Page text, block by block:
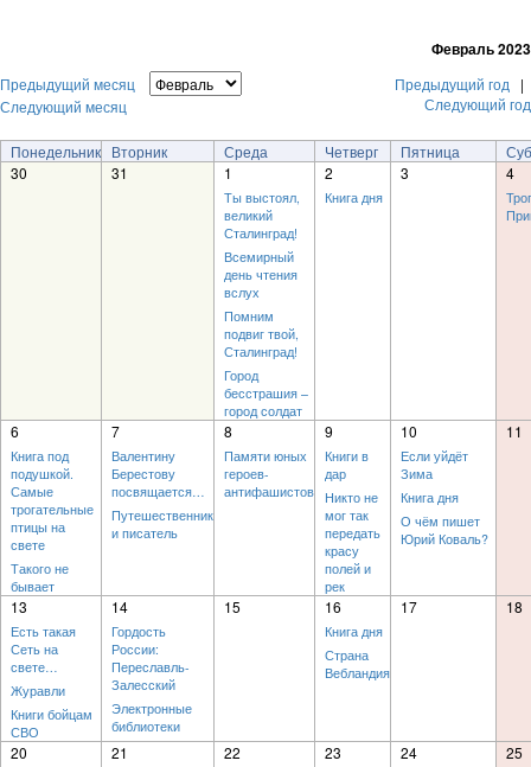
Февраль 2023
Предыдущий месяц
Следующий месяц
Предыдущий год |
Следующий год
Понедельник Вторник Среда Четверг Пятница
30
31 1
Ты выстоял,
великий
Сталинград!
Всемирный
день чтения
вслух
Помним
подвиг твой,
Сталинград!
Город
бесстрашия –
город солдат
2
Книга дня
3 4
6
Книга под
подушкой.
Самые
трогательные
птицы на
свете
Такого не
бывает
7
Валентину
Берестову
посвящается…
Путешественник
и писатель
8
Памяти юных
героев-
антифашистов
9
Книги в
дар
Никто не
мог так
передать
красу
полей и
рек
10
Если уйдёт
Зима
Книга дня
О чём пишет
Юрий Коваль?
11
13
Есть такая
Сеть на
свете…
Журавли
Книги бойцам
СВО
14
Гордость
России:
Переславль-
Залесский
Электронные
библиотеки
15 16
Книга дня
Страна
Вебландия
17 18
20 21 22 23 24 25